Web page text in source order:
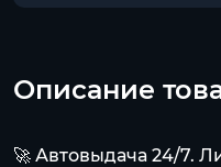
Описание
🚀 Автовыдача 24/7.